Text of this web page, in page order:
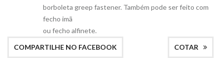
borboleta greep fastener. Também pode ser feito com
fecho imã
ou fecho alfinete.
COTAR
COMPARTILHE NO FACEBOOK